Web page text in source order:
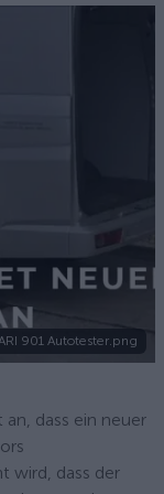
901 Autotester.png
dass ein neuer
wird, dass der